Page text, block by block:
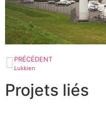
PRÉCÉDENT
Lukkien
Projets liés